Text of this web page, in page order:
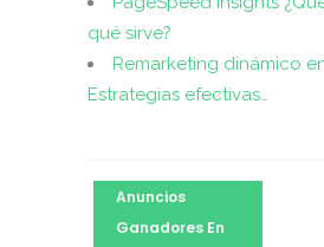
qué sirve?
Remarketing dinámico
Estrategias efectivas…
Anuncios
Ganadores En